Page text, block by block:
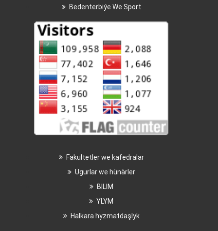
Bedenterbiýe We Sport
Fakultetler we kafedralar
Ugurlar we hünärler
BILIM
YLYM
Halkara hyzmatdaşlyk